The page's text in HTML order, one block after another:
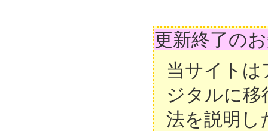
更新終了の
当サイト
ジタルに移
法を説明し